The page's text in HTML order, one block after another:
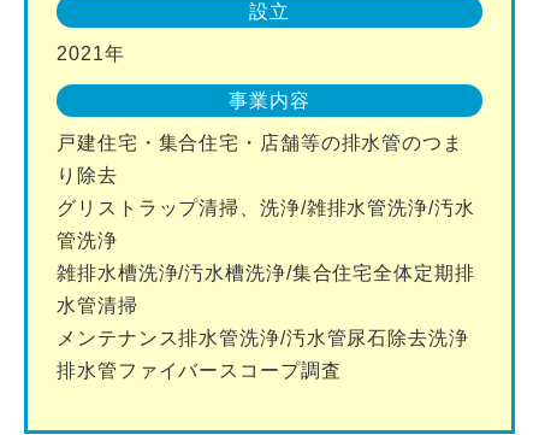
設立
2021年
事業内容
戸建住宅・集合住宅・店舗等の排水管のつま
り除去
グリストラップ清掃、洗浄/雑排水管洗浄/汚水
管洗浄
雑排水槽洗浄/汚水槽洗浄/集合住宅全体定期排
水管清掃
メンテナンス排水管洗浄/汚水管尿石除去洗浄
排水管ファイバースコープ調査